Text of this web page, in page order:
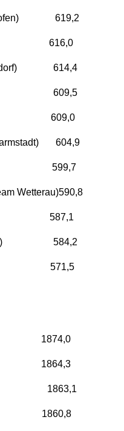
619,2
616,0
614,4
609,5
609,0
604,9
599,7
Wetterau)590,8
587,1
584,2
571,5
1874,0
1864,3
1863,1
1860,8